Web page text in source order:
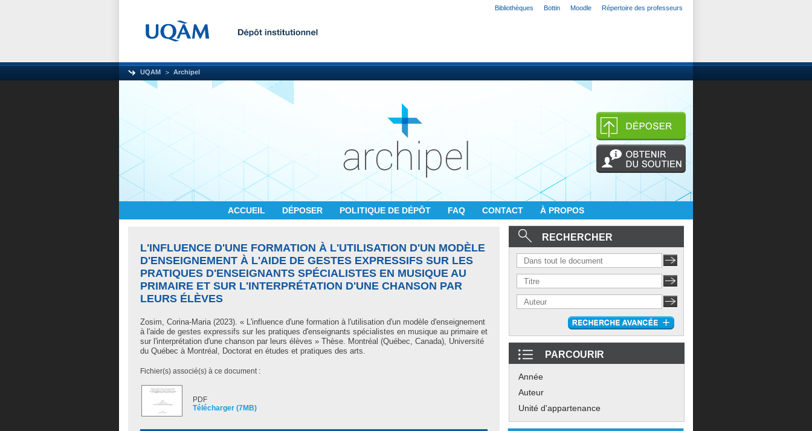
Bibliothèques Bottin Moodle Répertoire des professeurs
UQAM Archipel
ACCUEIL DÉPOSER POLITIQUE DE DÉPÔT FAQ CONTACT À PROPOS
L'INFLUENCE D'UNE FORMATION À L'UTILISATION D'UN MODÈLE
D'ENSEIGNEMENT À L'AIDE DE GESTES EXPRESSIFS SUR LES
PRATIQUES D'ENSEIGNANTS SPÉCIALISTES EN MUSIQUE AU
PRIMAIRE ET SUR L'INTERPRÉTATION D'UNE CHANSON PAR
LEURS ÉLÈVES
Zosim, Corina-Maria(2023). « L'influence d'une formation à l'utilisation d'un modèle d'enseignement
à l'aide de gestes expressifs sur les pratiques d'enseignants spécialistes en musique au primaire et
sur l'interprétation d'une chanson par leurs élèves » Thèse. Montréal (Québec, Canada), Université
du Québec à Montréal, Doctorat en études et pratiques des arts.
Fichier(s) associé(s) à ce document :
PDF
Télécharger (7MB)
RECHERCHER
PARCOURIR
Année
Auteur
Unité d'appartenance